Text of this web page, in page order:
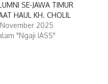
SE-JAWA TIMUR
HAUL KH. CHOLIL
2025
"Ngaji IASS"